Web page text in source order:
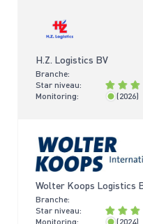
H.Z. Logistics BV
Branche:
Star niveau:
Monitoring:
< 2 jaar
(2026)
Wolter Koops Logistics
Branche:
Star niveau:
Monitoring:
(2024)